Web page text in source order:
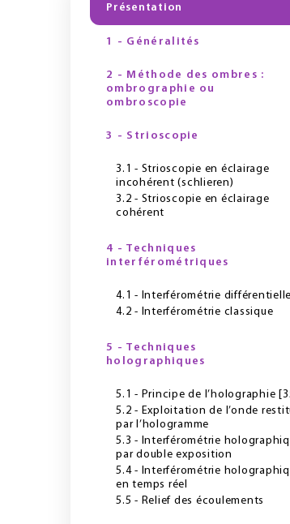
Présentation
1 - Généralités
2 - Méthode des ombres :
ombrographie ou
ombroscopie
3 - Strioscopie
3.1 - Strioscopie en éclairage
incohérent (schlieren)
3.2 - Strioscopie en éclairage
cohérent
4 - Techniques
interférométriques
4.1 - Interférométrie différentielle
4.2 - Interférométrie classique
5 - Techniques
holographiques
5.1 - Principe de l’holographie
5.2 - Exploitation de l’onde
par l’hologramme
5.3 - Interférométrie
par double exposition
5.4 - Interférométrie
en temps réel
5.5 - Relief des écoulements